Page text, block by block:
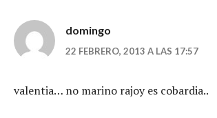
domingo
22 FEBRERO, 2013 A LAS 17:57
valentia… no marino rajoy es cobardia..